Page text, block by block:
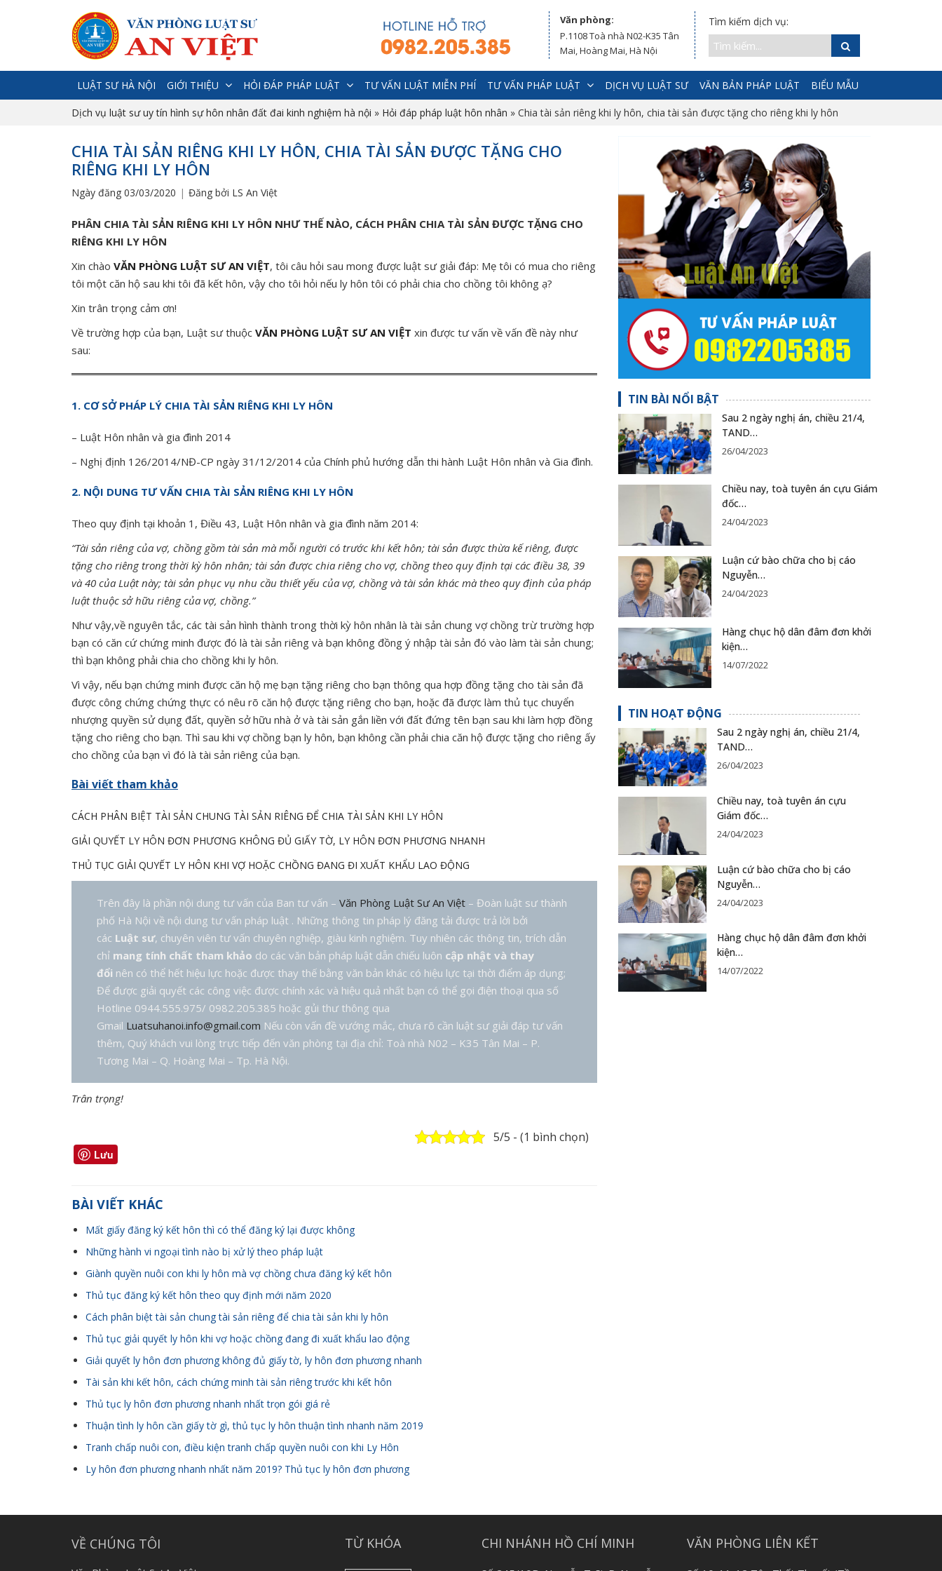
Văn phòng:
P.1108 Toà nhà N02-K35 Tân
Mai, Hoàng Mai, Hà Nội
Tìm kiếm dịch vụ:
LUẬT SƯ HÀ NỘI GIỚI THIỆU HỎI ĐÁP PHÁP LUẬT TƯ VẤN LUẬT MIỄN PHÍ TƯ VẤN PHÁP LUẬT DỊCH VỤ LUẬT SƯ VĂN BẢN PHÁP LUẬT BIỂU MẪU
Dịch vụ luật sư uy tín hình sự hôn nhân đất đai kinh nghiệm hà nội » Hỏi đáp pháp luật hôn nhân » Chia tài sản riêng khi ly hôn, chia tài sản được tặng cho riêng khi ly hôn
CHIA TÀI SẢN RIÊNG KHI LY HÔN, CHIA TÀI SẢN ĐƯỢC TẶNG CHO
RIÊNG KHI LY HÔN
Ngày đăng 03/03/2020 Đăng bởi LS An Việt
PHÂN CHIA TÀI SẢN RIÊNG KHI LY HÔN NHƯ THẾ NÀO, CÁCH PHÂN CHIA TÀI SẢN ĐƯỢC TẶNG CHO
RIÊNG KHI LY HÔN
Xin chào VĂN PHÒNG LUẬT SƯ AN VIỆT, tôi câu hỏi sau mong được luật sư giải đáp: Mẹ tôi có mua cho riêng
tôi một căn hộ sau khi tôi đã kết hôn, vậy cho tôi hỏi nếu ly hôn tôi có phải chia cho chồng tôi không ạ?
Xin trân trọng cảm ơn!
Về trường hợp của bạn, Luật sư thuộc VĂN PHÒNG LUẬT SƯ AN VIỆT xin được tư vấn về vấn đề này như
sau:
1. CƠ SỞ PHÁP LÝ CHIA TÀI SẢN RIÊNG KHI LY HÔN
– Luật Hôn nhân và gia đình 2014
– Nghị định 126/2014/NĐ-CP ngày 31/12/2014 của Chính phủ hướng dẫn thi hành Luật Hôn nhân và Gia đình.
2. NỘI DUNG TƯ VẤN CHIA TÀI SẢN RIÊNG KHI LY HÔN
Theo quy định tại khoản 1, Điều 43, Luật Hôn nhân và gia đình năm 2014:
“Tài sản riêng của vợ, chồng gồm tài sản mà mỗi người có trước khi kết hôn; tài sản được thừa kế riêng, được
tặng cho riêng trong thời kỳ hôn nhân; tài sản được chia riêng cho vợ, chồng theo quy định tại các điều 38, 39
và 40 của Luật này; tài sản phục vụ nhu cầu thiết yếu của vợ, chồng và tài sản khác mà theo quy định của pháp
luật thuộc sở hữu riêng của vợ, chồng.”
Như vậy,về nguyên tắc, các tài sản hình thành trong thời kỳ hôn nhân là tài sản chung vợ chồng trừ trường hợp
bạn có căn cứ chứng minh được đó là tài sản riêng và bạn không đồng ý nhập tài sản đó vào làm tài sản chung;
thì bạn không phải chia cho chồng khi ly hôn.
Vì vậy, nếu bạn chứng minh được căn hộ mẹ bạn tặng riêng cho bạn thông qua hợp đồng tặng cho tài sản đã
được công chứng chứng thực có nêu rõ căn hộ được tặng riêng cho bạn, hoặc đã được làm thủ tục chuyển
nhượng quyền sử dụng đất, quyền sở hữu nhà ở và tài sản gắn liền với đất đứng tên bạn sau khi làm hợp đồng
tặng cho riêng cho bạn. Thì sau khi vợ chồng bạn ly hôn, bạn không cần phải chia căn hộ được tặng cho riêng ấy
cho chồng của bạn vì đó là tài sản riêng của bạn.
Bài viết tham khảo
CÁCH PHÂN BIỆT TÀI SẢN CHUNG TÀI SẢN RIÊNG ĐỂ CHIA TÀI SẢN KHI LY HÔN
GIẢI QUYẾT LY HÔN ĐƠN PHƯƠNG KHÔNG ĐỦ GIẤY TỜ, LY HÔN ĐƠN PHƯƠNG NHANH
THỦ TỤC GIẢI QUYẾT LY HÔN KHI VỢ HOẶC CHỒNG ĐANG ĐI XUẤT KHẨU LAO ĐỘNG
Trên đây là phần nội dung tư vấn của Ban tư vấn – Văn Phòng Luật Sư An Việt– Đoàn luật sư thành
phố Hà Nội về nội dung tư vấn pháp luật . Những thông tin pháp lý đăng tải được trả lời bởi
các Luật sư, chuyên viên tư vấn chuyên nghiệp, giàu kinh nghiệm. Tuy nhiên các thông tin, trích dẫn
chỉ mang tính chất tham khảo do các văn bản pháp luật dẫn chiếu luôn cập nhật và thay
đổi nên có thể hết hiệu lực hoặc được thay thế bằng văn bản khác có hiệu lực tại thời điểm áp dụng;
Để được giải quyết các công việc được chính xác và hiệu quả nhất bạn có thể gọi điện thoại qua số
Hotline 0944.555.975/ 0982.205.385 hoặc gủi thư thông qua
Gmail Luatsuhanoi.info@gmail.com Nếu còn vấn đề vướng mắc, chưa rõ cần luật sư giải đáp tư vấn
thêm, Quý khách vui lòng trực tiếp đến văn phòng tại địa chỉ: Toà nhà N02 – K35 Tân Mai – P.
Tương Mai – Q. Hoàng Mai – Tp. Hà Nội.
Trân trọng!
5/5 - (1 bình chọn)
Lưu
BÀI VIẾT KHÁC
Mất giấy đăng ký kết hôn thì có thể đăng ký lại được không
Những hành vi ngoại tình nào bị xử lý theo pháp luật
Giành quyền nuôi con khi ly hôn mà vợ chồng chưa đăng ký kết hôn
Thủ tục đăng ký kết hôn theo quy định mới năm 2020
Cách phân biệt tài sản chung tài sản riêng để chia tài sản khi ly hôn
Thủ tục giải quyết ly hôn khi vợ hoặc chồng đang đi xuất khẩu lao động
Giải quyết ly hôn đơn phương không đủ giấy tờ, ly hôn đơn phương nhanh
Tài sản khi kết hôn, cách chứng minh tài sản riêng trước khi kết hôn
Thủ tục ly hôn đơn phương nhanh nhất trọn gói giá rẻ
Thuận tình ly hôn cần giấy tờ gì, thủ tục ly hôn thuận tình nhanh năm 2019
Tranh chấp nuôi con, điều kiện tranh chấp quyền nuôi con khi Ly Hôn
Ly hôn đơn phương nhanh nhất năm 2019? Thủ tục ly hôn đơn phương
TIN BÀI NỔI BẬT
Sau 2 ngày nghị án, chiều 21/4,
TAND…
26/04/2023
Chiều nay, toà tuyên án cựu Giám
đốc…
24/04/2023
Luận cứ bào chữa cho bị cáo
Nguyễn…
24/04/2023
Hàng chục hộ dân đâm đơn khởi
kiện…
14/07/2022
TIN HOẠT ĐỘNG
Sau 2 ngày nghị án, chiều 21/4,
TAND…
26/04/2023
Chiều nay, toà tuyên án cựu
Giám đốc…
24/04/2023
Luận cứ bào chữa cho bị cáo
Nguyễn…
24/04/2023
Hàng chục hộ dân đâm đơn khởi
kiện…
14/07/2022
VỀ CHÚNG TÔI TỪ KHÓA CHI NHÁNH HỒ CHÍ MINH VĂN PHÒNG LIÊN KẾT